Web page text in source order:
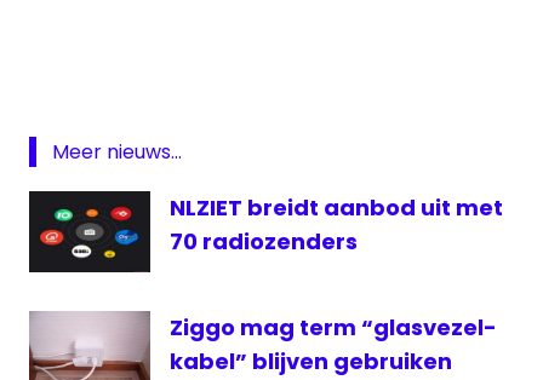
live
Radio
televisie
TV
West
live
Meer nieuws...
NLZIET breidt aanbod uit met
70 radiozenders
Ziggo mag term “glasvezel-
kabel” blijven gebruiken